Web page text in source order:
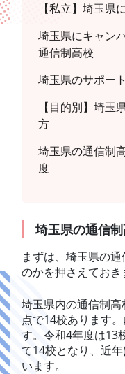
【私立】埼玉県
埼玉県にキャン
通信制高校
埼玉県のサポー
【目的別】埼玉
方
埼玉県の通信制
度
埼玉県の通信
まずは、埼玉県の
のかを押さえておき
埼玉県内の通信制
点で14校あります
す。令和4年度は13
て14校となり、近
います。